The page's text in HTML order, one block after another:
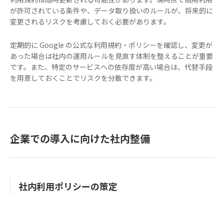
が許可されている条件や、データ取り扱いのルールが、将来的に
変更されるリスクを考慮しておく必要があります。
定期的に Google の公式な利用規約・ポリシーを確認し、変更が
あった場合は社内の運用ルールを見直す体制を整えることが重要
です。また、特定のサービスへの依存度が高い場合は、代替手段
を用意しておくことでリスクを分散できます。
企業での導入に向けた社内整備
社内利用ポリシーの策定